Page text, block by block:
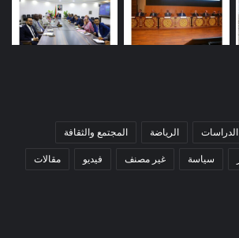
الدراسات الرياضة المجتمع والثقافة
سياسة غير مصنف فيديو مقالات